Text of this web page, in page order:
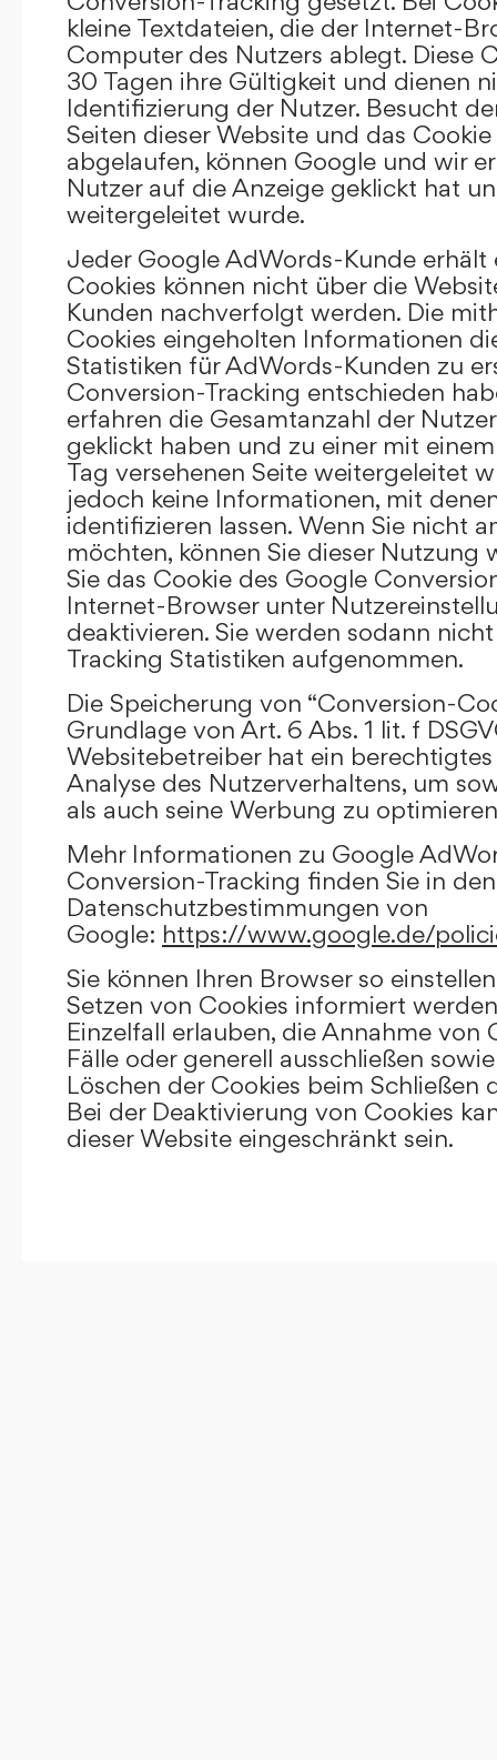
kleine Textdateien, die der Internet-
Computer des Nutzers ablegt. Diese
30 Tagen ihre Gültigkeit und dienen
Identifizierung der Nutzer. Besucht
Seiten dieser Website und das
abgelaufen, können Google und wir
Nutzer auf die Anzeige geklickt hat
weitergeleitet wurde.
Jeder Google AdWords-Kunde erhält
Cookies können nicht über die
Kunden nachverfolgt werden. Die
Cookies eingeholten Informationen
Statistiken für AdWords-Kunden zu
Conversion-Tracking entschieden
erfahren die Gesamtanzahl der
geklickt haben und zu einer mit
Tag versehenen Seite weitergeleitet
jedoch keine Informationen, mit
identifizieren lassen. Wenn Sie nicht
möchten, können Sie dieser Nutzung
Sie das Cookie des Google
Internet-Browser unter
deaktivieren. Sie werden sodann
Tracking Statistiken aufgenommen.
Die Speicherung von “Conversion-
Grundlage von Art. 6 Abs. 1 lit. f
Websitebetreiber hat ein berechtigtes
Analyse des Nutzerverhaltens, um
als auch seine Werbung zu
Mehr Informationen zu Google
Conversion-Tracking finden Sie in den
Datenschutzbestimmungen von
Google: https://www.google.de/
Sie können Ihren Browser so
Setzen von Cookies informiert
Einzelfall erlauben, die Annahme von
Fälle oder generell ausschließen
Löschen der Cookies beim Schließen
Bei der Deaktivierung von Cookies
dieser Website eingeschränkt sein.